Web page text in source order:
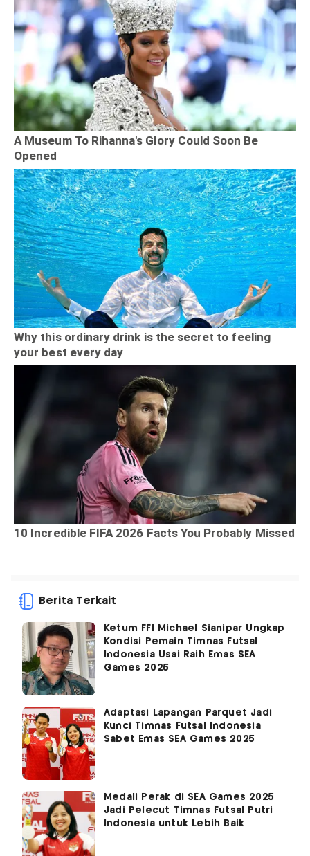
Berita Terkait
Ketum FFI Michael Sianipar Ungkap
Kondisi Pemain Timnas Futsal
Indonesia Usai Raih Emas SEA
Games 2025
Adaptasi Lapangan Parquet Jadi
Kunci Timnas Futsal Indonesia
Sabet Emas SEA Games 2025
Medali Perak di SEA Games 2025
Jadi Pelecut Timnas Futsal Putri
Indonesia untuk Lebih Baik